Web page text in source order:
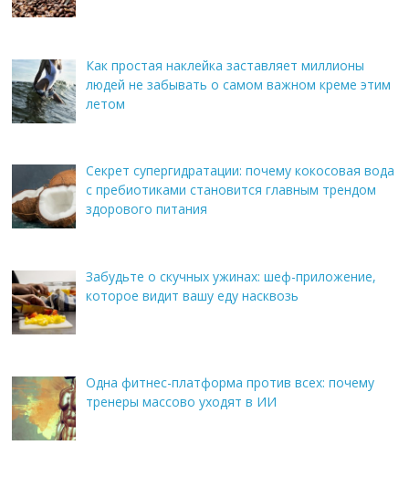
Как простая наклейка заставляет миллионы
людей не забывать о самом важном креме этим
летом
Секрет супергидратации: почему кокосовая вода
с пребиотиками становится главным трендом
здорового питания
Забудьте о скучных ужинах: шеф-приложение,
которое видит вашу еду насквозь
Одна фитнес-платформа против всех: почему
тренеры массово уходят в ИИ